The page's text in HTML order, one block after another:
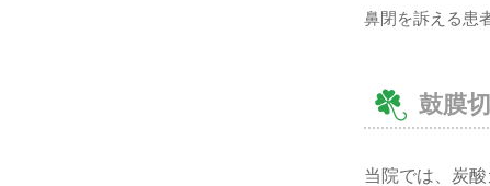
鼻閉を訴える患
鼓膜
当院では、炭